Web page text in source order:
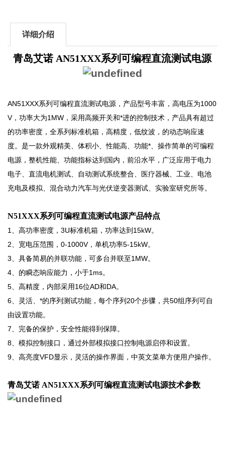
详细介绍
青岛艾诺 AN51XXX系列可编程直流测试电源
AN51XXX系列可编程直流测试电源，产品型号丰富，高电压为1000
V，功率大为1MW，采用高频开关和*进的控制技术，产品具有超过
的功率密度，全系列标准机箱，高精度，低纹波，的动态响应速
度。是一款外观精美、体积小、性能高、功能*、操作简单的可编程
电源，整机性能、功能指标达到国内，前沿水平，广泛应用于电力
电子、直流电机测试、自动测试系统整合、医疗器械、工业、电池
充电及模拟、混合动力汽车与光伏逆变器测试、实验室研究所等。
N51XXX系列可编程直流测试电源​产品特点
1、高功率密度，3U标准机箱，功率达到15kW。
2、宽电压范围，0-1000V，单机功率5-15kW。
3、具备简易的并联功能，可多台并联至1MW。
4、的瞬态响应能力，小于1ms。
5、高精度，内部采用16位AD和DA。
6、灵活、*的序列测试功能，每个序列20个步骤，共50组序列可自
由设置功能。
7、完备的保护，安全性能得到保障。
8、模拟控制接口，通过外部模拟接口控制电源启停和设置。
9、高亮度VFD显示，灵活的操作界面，中英文菜单方便用户操作。
青岛艾诺 AN51XXX系列可编程直流测试电源​技术参数